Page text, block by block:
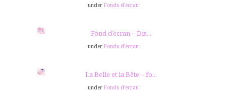
under Fonds d'écran
Fond d’écran – Dis...
under Fonds d'écran
La Belle et la Bête – fo...
under Fonds d'écran